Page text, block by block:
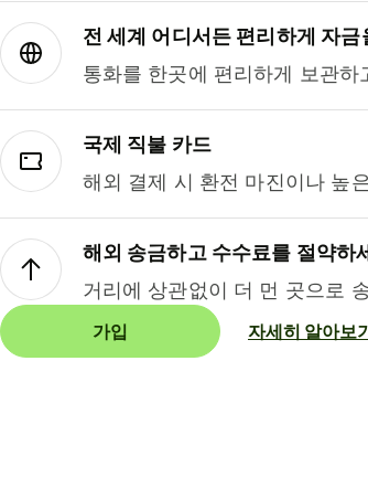
전 세계 어디서든 편리하게 자
통화를 한곳에 편리하게 보관
국제 직불 카드
해외 결제 시 환전 마진이나 높
해외 송금하고 수수료를 절약하
거리에 상관없이 더 먼 곳으로
가입 자세히 알아보